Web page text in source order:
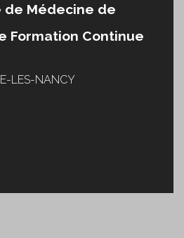
de Médecine de
Formation Continue
LES-NANCY